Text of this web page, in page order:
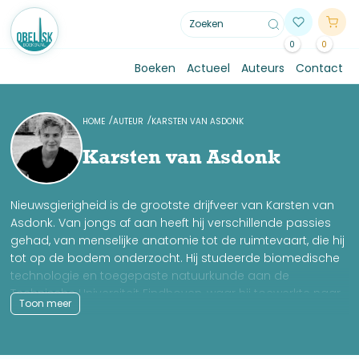
0 0
Boeken Actueel Auteurs Contact
HOME AUTEUR KARSTEN VAN ASDONK
Karsten van Asdonk
Nieuwsgierigheid is de grootste drijfveer van Karsten van
Asdonk. Van jongs af aan heeft hij verschillende passies
gehad, van menselijke anatomie tot de ruimtevaart, die hij
tot op de bodem onderzocht. Hij studeerde biomedische
technologie en toegepaste natuurkunde aan de
Technische Universiteit Eindhoven, waar hij toewerkte naar
een specialisatie in nanotech-nologie. Zijn grootste
Toon meer